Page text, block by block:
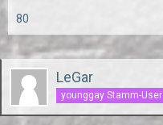
80
LeGar
younggay Stamm-User